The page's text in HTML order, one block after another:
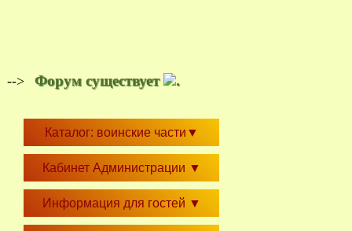
--> Форум существует .
Каталог: воинские части ▼
Кабинет Администрации ▼
Информация для гостей ▼